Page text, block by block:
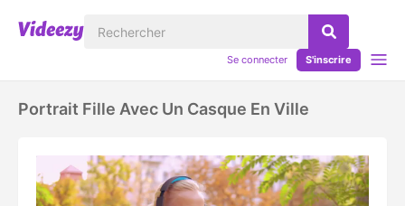
Se connecter S'inscrire
Portrait Fille Avec Un Casque En Ville